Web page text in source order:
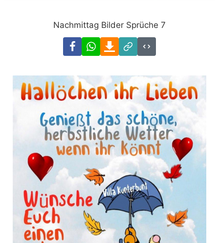
Nachmittag Bilder Sprüche 7
FacebookWhatsAppDownload
Link
Code